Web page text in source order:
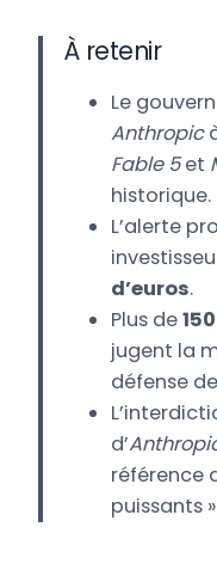
À retenir
Le
Anthropic
Fable 5et
historique.
L’alerte
d’euros.
Plus de
jugent la
défense
d’
référence
puissants